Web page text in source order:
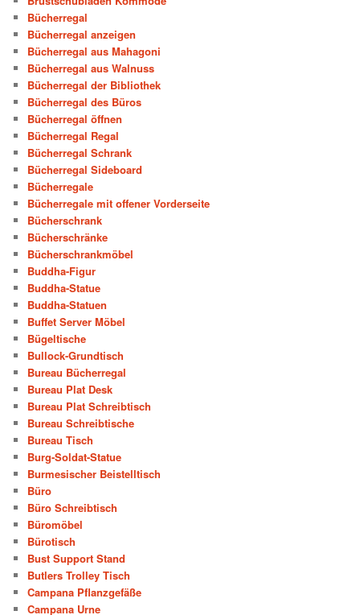
Bücherregal
Bücherregal anzeigen
Bücherregal aus Mahagoni
Bücherregal aus Walnuss
Bücherregal der Bibliothek
Bücherregal des Büros
Bücherregal öffnen
Bücherregal Regal
Bücherregal Schrank
Bücherregal Sideboard
Bücherregale
Bücherregale mit offener Vorderseite
Bücherschrank
Bücherschränke
Bücherschrankmöbel
Buddha-Figur
Buddha-Statue
Buddha-Statuen
Buffet Server Möbel
Bügeltische
Bullock-Grundtisch
Bureau Bücherregal
Bureau Plat Desk
Bureau Plat Schreibtisch
Bureau Schreibtische
Bureau Tisch
Burg-Soldat-Statue
Burmesischer Beistelltisch
Büro
Büro Schreibtisch
Büromöbel
Bürotisch
Bust Support Stand
Butlers Trolley Tisch
Campana Pflanzgefäße
Campana Urne